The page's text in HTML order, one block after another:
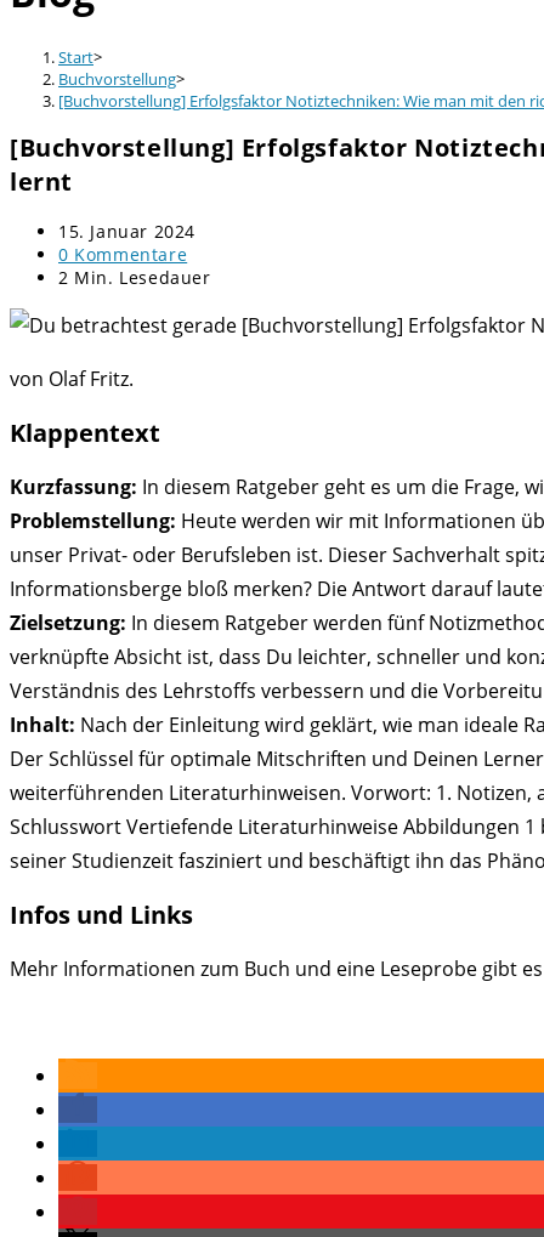
Start>
Buchvorstellung>
[Buchvorstellung] Erfolgsfaktor Notiztechniken: Wie man mit den
[Buchvorstellung] Erfolgsfaktor
lernt
Beitrag
veröffentlicht:
15. Januar 2024
Beitrags-
Kommentare:
0 Kommentare
Lesedauer:
2 Min. Lesedauer
von Olaf Fritz.
Klappentext
Kurzfassung: In diesem Ratgeber geht es um die
Problemstellung: Heute werden wir mit Informationen
unser Privat- oder Berufsleben ist. Dieser Sachverhalt
Informationsberge bloß merken? Die Antwort darauf
Zielsetzung: In diesem Ratgeber werden fünf
verknüpfte Absicht ist, dass Du leichter, schneller und
Verständnis des Lehrstoffs verbessern und die
Inhalt: Nach der Einleitung wird geklärt, wie man ideale
Der Schlüssel für optimale Mitschriften und Deinen
weiterführenden Literaturhinweisen. Vorwort: 1. Notizen,
Schlusswort Vertiefende Literaturhinweise Abbildungen 1
seiner Studienzeit fasziniert und beschäftigt ihn das
Infos und Links
Mehr Informationen zum Buch und eine Leseprobe gibt